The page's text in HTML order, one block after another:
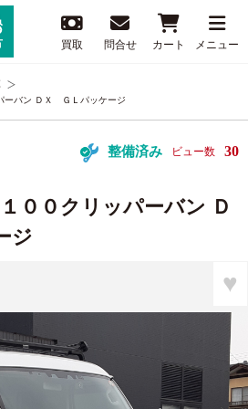
買取 問合せ カート メニュー
ーバン ＤＸ ＧＬパッケージ
整備済み ビュー数 30
００クリッパーバン Ｄ
ジ
♥